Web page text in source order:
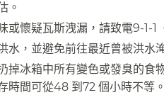
。​​
或懷疑瓦斯洩漏，請致電9-1-
水，並避免前往最近曾被洪水
掉冰箱中所有變色或發臭的食
時間可從48 到72 個小時不等